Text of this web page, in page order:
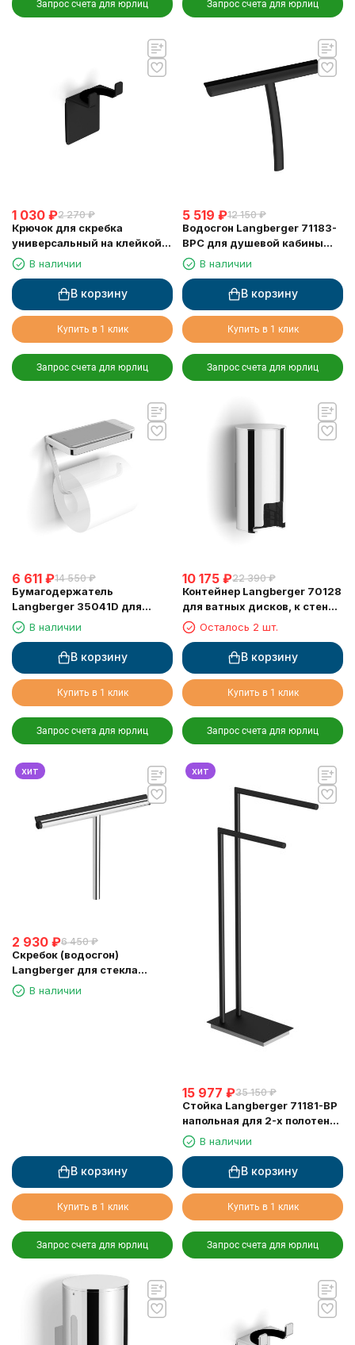
Запрос счета для юрлиц Запрос счета для юрлиц
1 030 ₽2 270 ₽
Крючок для скребка
универсальный на клейкой
основе LANGBERGER 75183-
10-00-BPC черный
В наличии
В корзину
Купить в 1 клик
Запрос счета для юрлиц
5 519 ₽12 150 ₽
Водосгон Langberger 71183-
BPC для душевой кабины
черныйВ наличии
В корзину
Купить в 1 клик
Запрос счета для юрлиц
6 611 ₽14 550 ₽
Бумагодержатель
Langberger 35041D для
туалетной бумаги с
прорезиненной полкой хром
В наличии
В корзину
Купить в 1 клик
Запрос счета для юрлиц
10 175 ₽22 390 ₽
Контейнер Langberger 70128
для ватных дисков, к стене,
хромОсталось 2 шт.
В корзину
Купить в 1 клик
Запрос счета для юрлиц
хит
2 930 ₽6 450 ₽
Скребок (водосгон)
Langberger для стекла
зеркала хром (74183)
В наличии
В корзину
Купить в 1 клик
Запрос счета для юрлиц
хит
15 977 ₽35 150 ₽
Стойка Langberger 71181-BP
напольная для 2-х полотенец
чернаяВ наличии
В корзину
Купить в 1 клик
Запрос счета для юрлиц